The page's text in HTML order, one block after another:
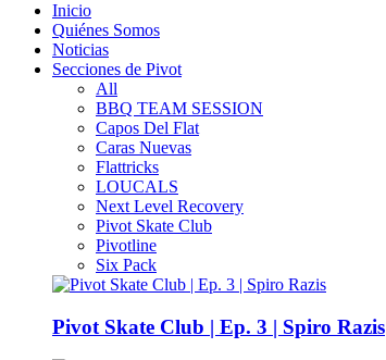
Inicio
Quiénes Somos
Noticias
Secciones de Pivot
All
BBQ TEAM SESSION
Capos Del Flat
Caras Nuevas
Flattricks
LOUCALS
Next Level Recovery
Pivot Skate Club
Pivotline
Six Pack
Pivot Skate Club | Ep. 3 | Spiro Razis